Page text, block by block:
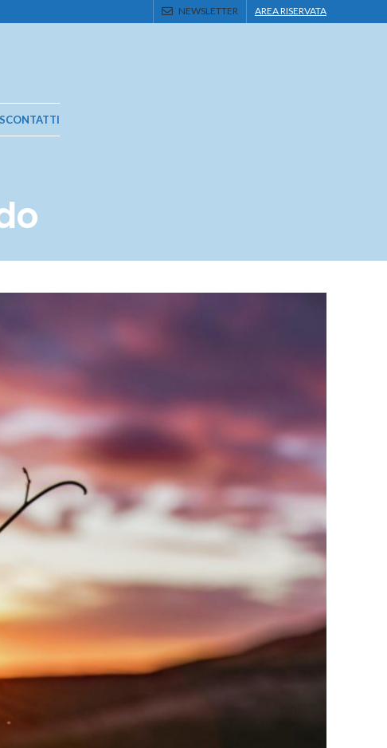
NEWSLETTER AREA RISERVATA
CONTATTI